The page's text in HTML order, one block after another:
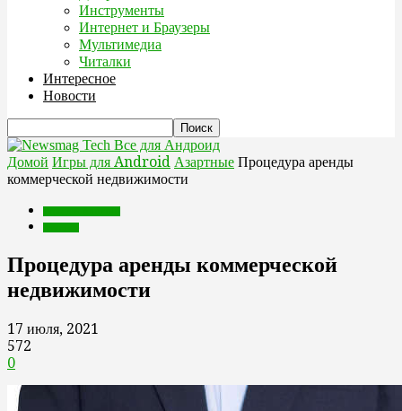
Инструменты
Интернет и Браузеры
Мультимедиа
Читалки
Интересное
Новости
Все для Андроид
Домой Игры для Android Азартные Процедура аренды
коммерческой недвижимости
Процедура аренды коммерческой
недвижимости
17 июля, 2021
572
0